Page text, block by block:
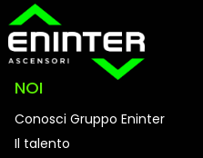
NOI
Conosci Gruppo Eninter
Il talento